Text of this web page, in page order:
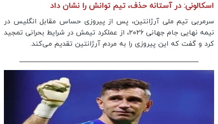
اسکالونی: در آستانه حذف، تیم توانش را نشان داد
سرمربی تیم ملی آرژانتین، پس از پیروزی حساس مقابل انگلیس در
نیمه نهایی جام جهانی ۲۰۲۶، از عملکرد تیمش در شرایط بحرانی تمجید
کرد و گفت که این پیروزی را به مردم آرژانتین تقدیم می‌کند.